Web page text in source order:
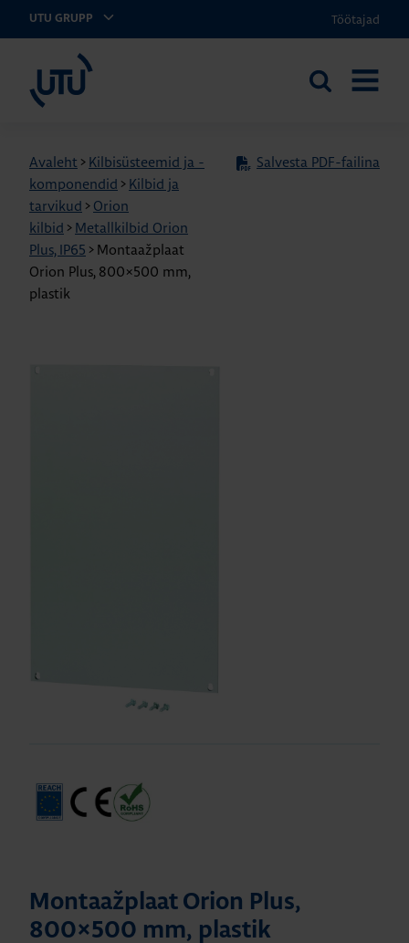
UTU GRUPP Töötajad
Otsi
Avaleht > Kilbisüsteemid ja -
komponendid > Kilbid ja
tarvikud > Orion
kilbid > Metallkilbid Orion
Plus, IP65 > Montaažplaat
Orion Plus, 800×500 mm,
plastik
Salvesta PDF-failina
Montaažplaat Orion Plus,
800×500 mm, plastik